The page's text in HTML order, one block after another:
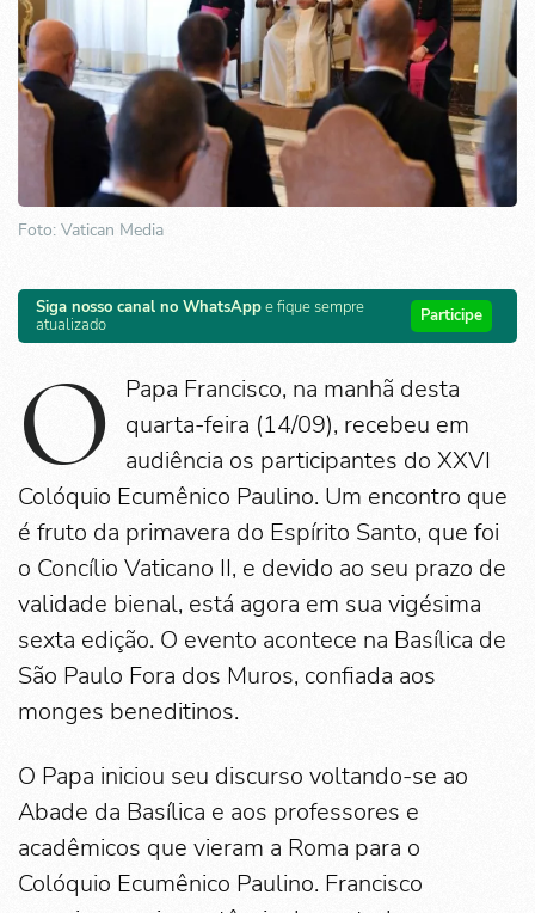
Foto: Vatican Media
Siga nosso canal no WhatsAppe fique sempre
atualizado
Participe
O
Papa Francisco, na manhã desta
quarta-feira (14/09), recebeu em
audiência os participantes do XXVI
Colóquio Ecumênico Paulino. Um encontro que
é fruto da primavera do Espírito Santo, que foi
o Concílio Vaticano II, e devido ao seu prazo de
validade bienal, está agora em sua vigésima
sexta edição. O evento acontece na Basílica de
São Paulo Fora dos Muros, confiada aos
monges beneditinos.
O Papa iniciou seu discurso voltando-se ao
Abade da Basílica e aos professores e
acadêmicos que vieram a Roma para o
Colóquio Ecumênico Paulino. Francisco